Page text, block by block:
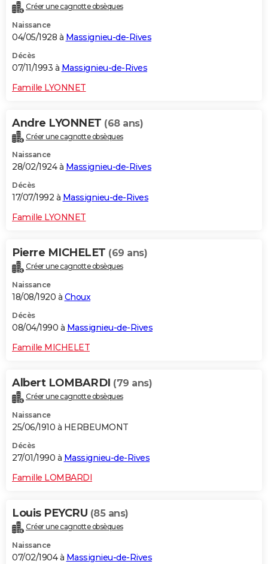
Créer une cagnotte obsèques
Naissance
04/05/1928 à Massignieu-de-Rives
Décès
07/11/1993 à Massignieu-de-Rives
Famille LYONNET
Andre LYONNET (68 ans)
Créer une cagnotte obsèques
Naissance
28/02/1924 à Massignieu-de-Rives
Décès
17/07/1992 à Massignieu-de-Rives
Famille LYONNET
Pierre MICHELET (69 ans)
Créer une cagnotte obsèques
Naissance
18/08/1920 à Choux
Décès
08/04/1990 à Massignieu-de-Rives
Famille MICHELET
Albert LOMBARDI (79 ans)
Créer une cagnotte obsèques
Naissance
25/06/1910 à HERBEUMONT
Décès
27/01/1990 à Massignieu-de-Rives
Famille LOMBARDI
Louis PEYCRU (85 ans)
Créer une cagnotte obsèques
Naissance
07/02/1904 à Massignieu-de-Rives